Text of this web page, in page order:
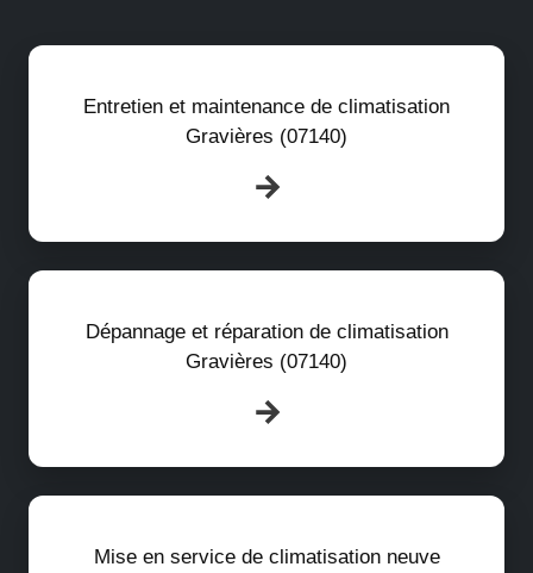
Entretien et maintenance de climatisation
Gravières (07140)
Dépannage et réparation de climatisation
Gravières (07140)
Mise en service de climatisation neuve